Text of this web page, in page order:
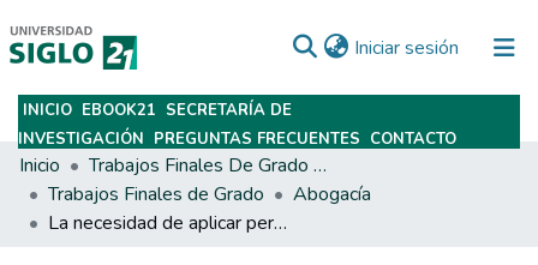
Iniciar sesión (current)
Subir
INICIO EBOOK21 SECRETARÍA DE
INVESTIGACIÓN PREGUNTAS FRECUENTES CONTACTO
Inicio
Trabajos Finales De Grado Y Posgrado
Trabajos Finales de Grado
Abogacía
La necesidad de aplicar perspectiva de género a situaciones requirentes